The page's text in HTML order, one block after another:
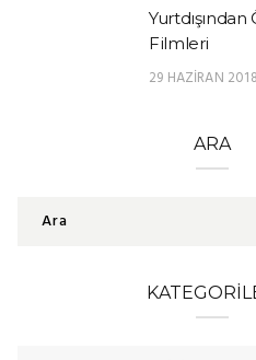
Filmleri
29 HAZIRAN 2018
ARA